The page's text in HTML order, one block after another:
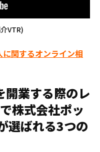
VTR)
に関するオンライン相
開業する際のレ
株式会社ポッ
選ばれる3つの